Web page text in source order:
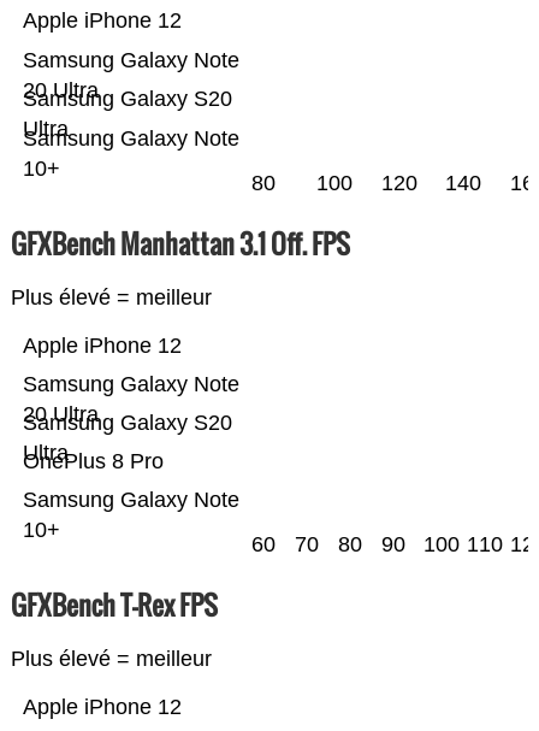
Samsung Galaxy Note
10+
Samsung Galaxy S20
Ultra
Samsung Galaxy Note
20 Ultra
Apple iPhone 12
80 100 120 140
GFXBench Manhattan 3.1 Off. FPS
Plus élevé = meilleur
Samsung Galaxy Note
10+
OnePlus 8 Pro
Samsung Galaxy S20
Ultra
Samsung Galaxy Note
20 Ultra
Apple iPhone 12
60 70 80 90 100 110
GFXBench T-Rex FPS
Plus élevé = meilleur
Apple iPhone 12